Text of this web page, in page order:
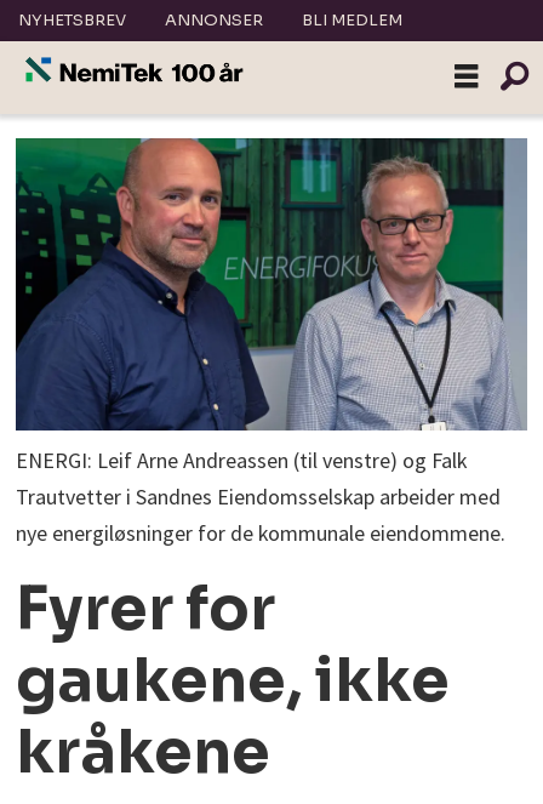
NYHETSBREV ANNONSER BLI MEDLEM
ENERGI: Leif Arne Andreassen (til venstre) og Falk
Trautvetter i Sandnes Eiendomsselskap arbeider med
nye energiløsninger for de kommunale eiendommene.
Fyrer for
gaukene, ikke
kråkene